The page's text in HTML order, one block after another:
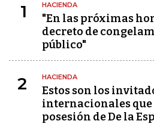
1 HACIENDA
"En las próximas
decreto de
público"
2 HACIENDA
Estos son los
internacionales que
posesión de De la